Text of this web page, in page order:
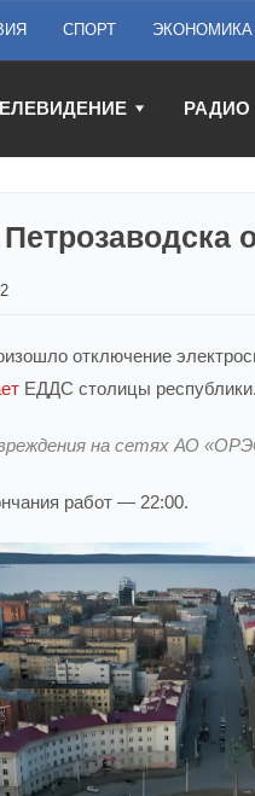
СПОРТ ЭКОНОМИКА
РАДИО
отключение
ЕДДС столицы республики.
на сетях АО
работ — 22:00.